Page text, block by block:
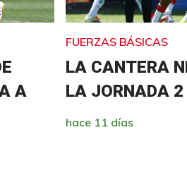
A
FUERZAS BÁSICAS
LA CANTERA
LA JORNADA
hace 11 días